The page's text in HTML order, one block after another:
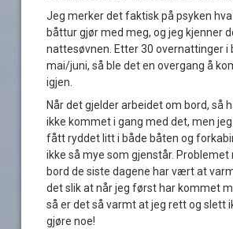
Jeg merker det faktisk på psyken
båttur gjør med meg, og jeg kjenner
nattesøvnen. Etter 30 overnattinger i
mai/juni, så ble det en overgang å
igjen.
Når det gjelder arbeidet om bord, så
ikke kommet i gang med det, men jeg
fått ryddet litt i både båten og
ikke så mye som gjenstår. Problemet
bord de siste dagene har vært at
det slik at når jeg først har kommet
så er det så varmt at jeg rett og slett
gjøre noe!